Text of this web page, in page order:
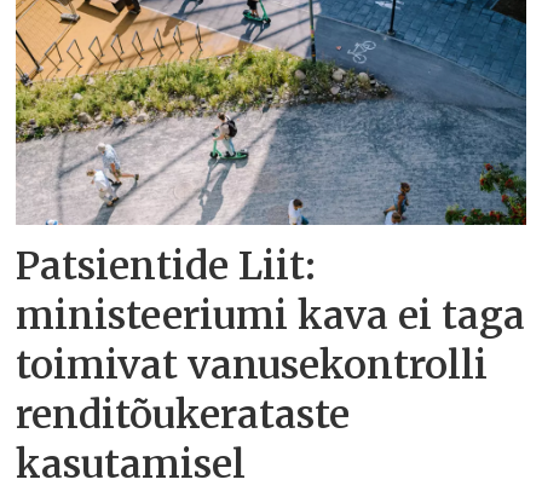
Patsientide Liit:
ministeeriumi kava ei taga
toimivat vanusekontrolli
renditõukerataste
kasutamisel